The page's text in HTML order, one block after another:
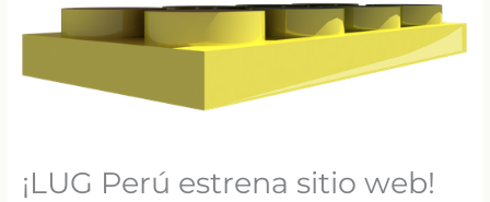
¡LUG Perú estrena sitio web!